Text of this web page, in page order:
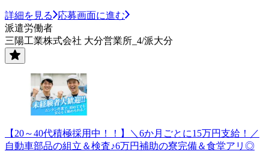
詳細を見る
応募画面に進む
派遣労働者
三陽工業株式会社 大分営業所_4/派大分
【20～40代積極採用中！！】＼6か月ごとに15万円支給！／
自動車部品の組立＆検査♪6万円補助の寮完備＆食堂アリ◎